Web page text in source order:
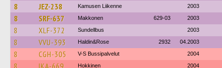
8 JEZ-238 Kamusen Liikenne 2003
8 SRF-637 Makkonen 629-03 2003
8 XLF-372 Sundellbus 2003
8 VVU-393 Haldin&Rose 2932 04.2003
8 CGH-305 V-S Bussipalvelut 2004
8 IKA-669 Hokkinen 2004